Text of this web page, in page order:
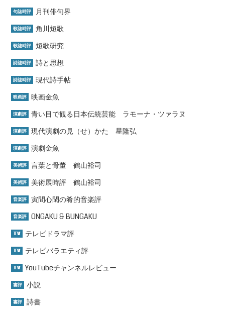
句誌時評 月刊俳句界
歌誌時評 角川短歌
歌誌時評 短歌研究
詩誌時評 詩と思想
詩誌時評 現代詩手帖
映画評 映画金魚
演劇評 青い目で観る日本伝統芸能 ラモーナ・ツァラヌ
演劇評 現代演劇の見（せ）かた 星隆弘
演劇評 演劇金魚
美術評 言葉と骨董 鶴山裕司
美術評 美術展時評 鶴山裕司
音楽評 寅間心閑の肴的音楽評
音楽評 ONGAKU & BUNGAKU
TV テレビドラマ評
TV テレビバラエティ評
TV YouTubeチャンネルレビュー
書評 小説
書評 詩書